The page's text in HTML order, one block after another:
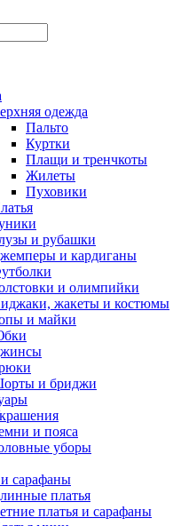
одежда
Пальто
Куртки
Плащи и тренчкоты
Жилеты
Пуховики
и рубашки
и кардиганы
и олимпийки
жакеты и костюмы
и майки
и бриджи
и пояса
уборы
сарафаны
платья
платья и сарафаны